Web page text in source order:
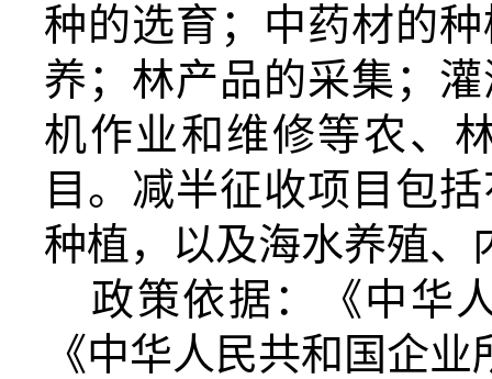
种的选育；中药材的
养；林产品的采集；
机作业和维修等农、
目。减半征收项目包
种植，以及海水养殖、
政策依据：《中华
《中华人民共和国企